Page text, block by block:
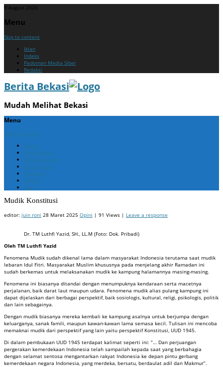
9 August 2026
Menu
Skip to content
Iklan
Indeks
Pedoman Media Siber
Redaksi
Berita Bekasi
Mudah Melihat Bekasi
Menu
Skip to content
Home
Berita Bekasi
Berita Cikarang
Berita Jabar
Nasional
Politik
ADV
Mudik Konstitusi
editor: juin roni 28 Maret 2025 Opini | 91 Views | Leave a response
Dr. TM Luthfi Yazid, SH., LL.M (Foto: Dok. Pribadi)
Oleh TM Luthfi Yazid
Fenomena Mudik sudah dikenal lama dalam masyarakat Indonesia terutama saat mudik
lebaran Idul Fitri. Masyarakat Muslim khususnya pada menjelang akhir Ramadan ini
sudah berkemas untuk melaksanakan mudik ke kampung halamannya masing-masing.
Fenomena ini biasanya ditandai dengan menumpuknya kendaraan serta macetnya
perjalanan, baik darat laut maupun udara. Fenomena mudik alias pulang kampung ini
dapat dijelaskan dari berbagai perspektif, baik sosiologis, kultural, religi, psikologis, politik
dan lain sebagainya.
Dengan mudik biasanya mereka kembali ke kampung asalnya untuk berjumpa dengan
keluarganya, sanak famili, maupun kawan-kawan lama semasa kecil. Tulisan ini mencoba
memaknai mudik dari perspektif yang lain yaitu perspektif Konstitusi, UUD 1945.
Di dalam pembukaan UUD 1945 terdapat kalimat seperti ini: “… Dan perjuangan
pergerakan kemerdekaan Indonesia telah sampailah kepada saat yang berbahagia
dengan selamat sentosa mengantarkan rakyat Indonesia ke depan pintu gerbang
kemerdekaan negara Indonesia, yang merdeka, bersatu, berdaulat adil dan Makmur”.